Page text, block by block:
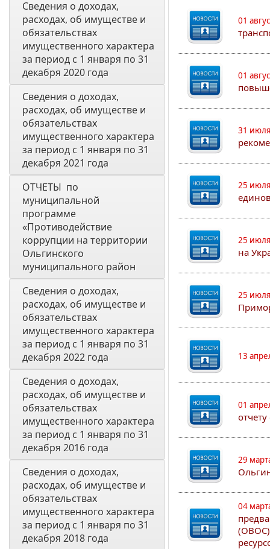
Сведения о доходах,
расходах, об имуществе и
обязательствах
имущественного характера
за период с 1 января по 31
декабря 2020 года
Сведения о доходах,
расходах, об имуществе и
обязательствах
имущественного характера
за период с 1 января по 31
декабря 2021 года
ОТЧЕТЫ  по
муниципальной
программе
«Противодействие
коррупции на территории
Ольгинского
муниципального район
Сведения о доходах,
расходах, об имуществе и
обязательствах
имущественного характера
за период с 1 января по 31
декабря 2022 года
Сведения о доходах,
расходах, об имуществе и
обязательствах
имущественного характера
за период с 1 января по 31
декабря 2016 года
Сведения о доходах,
расходах, об имуществе и
обязательствах
имущественного характера
за период с 1 января по 31
декабря 2018 года
01
01
31
25
25
на
25
13
01
29
04